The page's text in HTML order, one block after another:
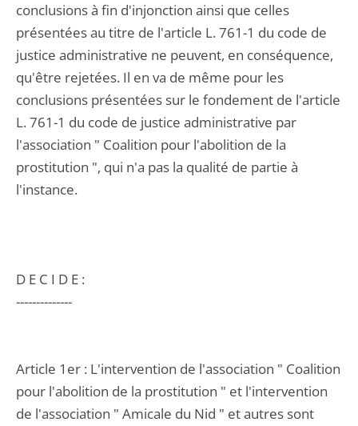
conclusions à fin d'injonction ainsi que celles
présentées au titre de l'article L. 761-1 du code de
justice administrative ne peuvent, en conséquence,
qu'être rejetées. Il en va de même pour les
conclusions présentées sur le fondement de l'article
L. 761-1 du code de justice administrative par
l'association " Coalition pour l'abolition de la
prostitution ", qui n'a pas la qualité de partie à
l'instance.
D E C I D E :
--------------
Article 1er : L'intervention de l'association " Coalition
pour l'abolition de la prostitution " et l'intervention
de l'association " Amicale du Nid " et autres sont